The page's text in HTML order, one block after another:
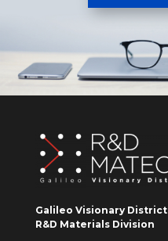
Galileo Visionary District
R&D Materials Division